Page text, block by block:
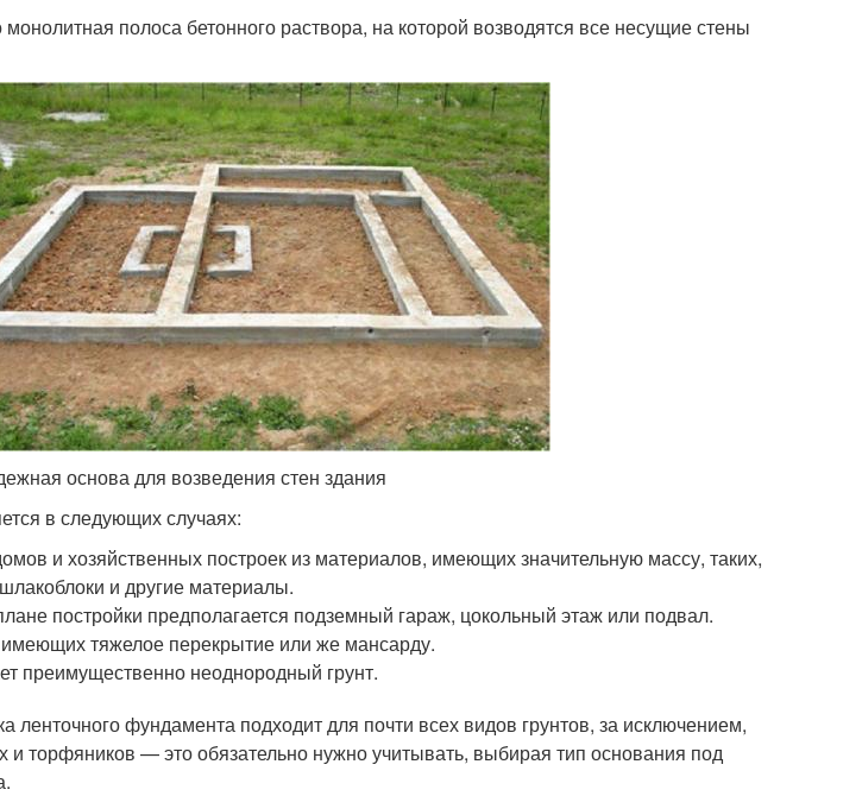
полоса бетонного раствора, на которой возводятся все несущие стены
основа для возведения стен здания
в следующих случаях:
и хозяйственных построек из материалов, имеющих значительную массу, таких,
и другие материалы.
постройки предполагается подземный гараж, цокольный этаж или подвал.
тяжелое перекрытие или же мансарду.
преимущественно неоднородный грунт.
ленточного фундамента подходит для почти всех видов грунтов, за исключением,
и торфяников — это обязательно нужно учитывать, выбирая тип основания под